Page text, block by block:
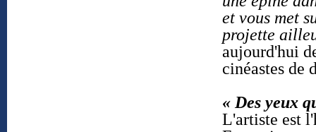
et vous met
projette
aujourd'hui
cinéastes de
« Des yeux
L'artiste est